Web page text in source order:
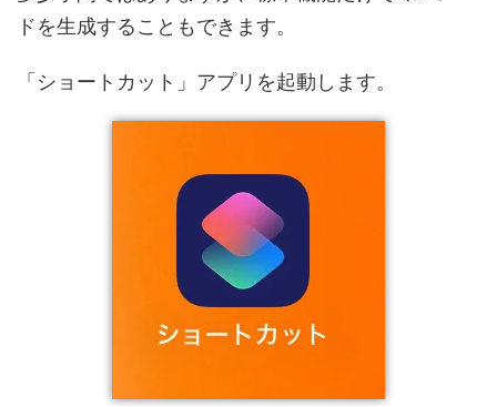
ドを生成することもできます。
「ショートカット」アプリを起動します。